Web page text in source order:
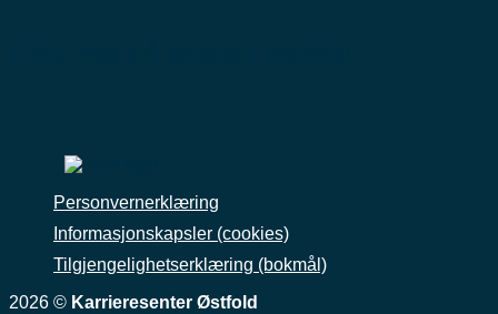
Personvernerklæring
Informasjonskapsler (cookies)
Tilgjengelighetserklæring (bokmål)
2026 © Karrieresenter Østfold